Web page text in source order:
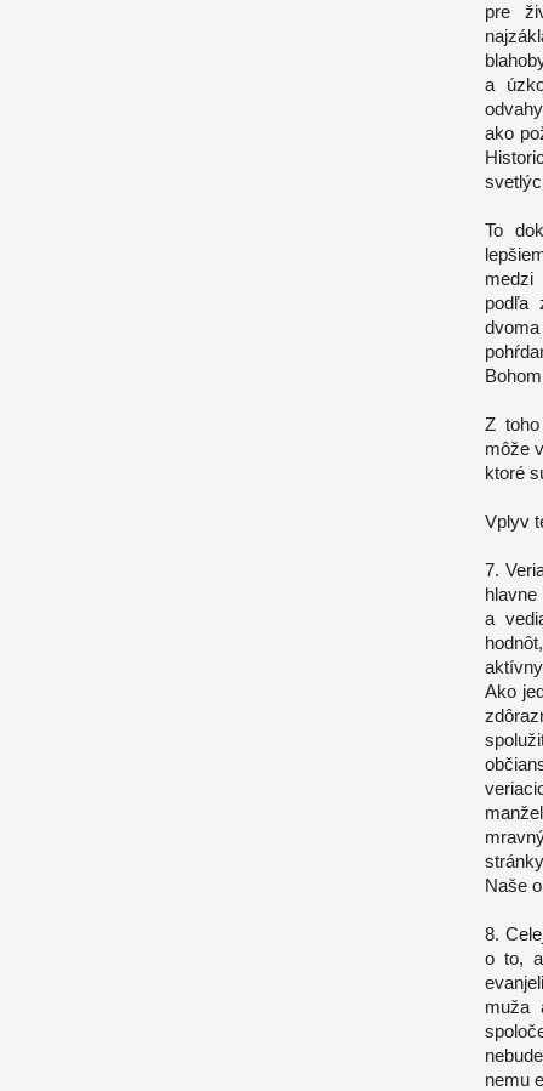
pre
a
ako
To
medzi
podľa
Z
môže
ktoré
Vplyv
7.
a
Ako
Naše
8.
o to,
muža
nemu